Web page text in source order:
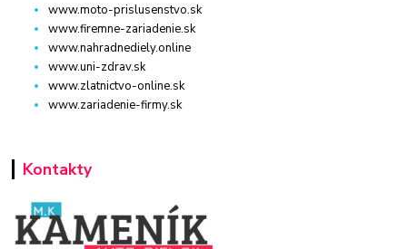
www.moto-prislusenstvo.sk
www.firemne-zariadenie.sk
www.nahradnediely.online
www.uni-zdrav.sk
www.zlatnictvo-online.sk
www.zariadenie-firmy.sk
Kontakty